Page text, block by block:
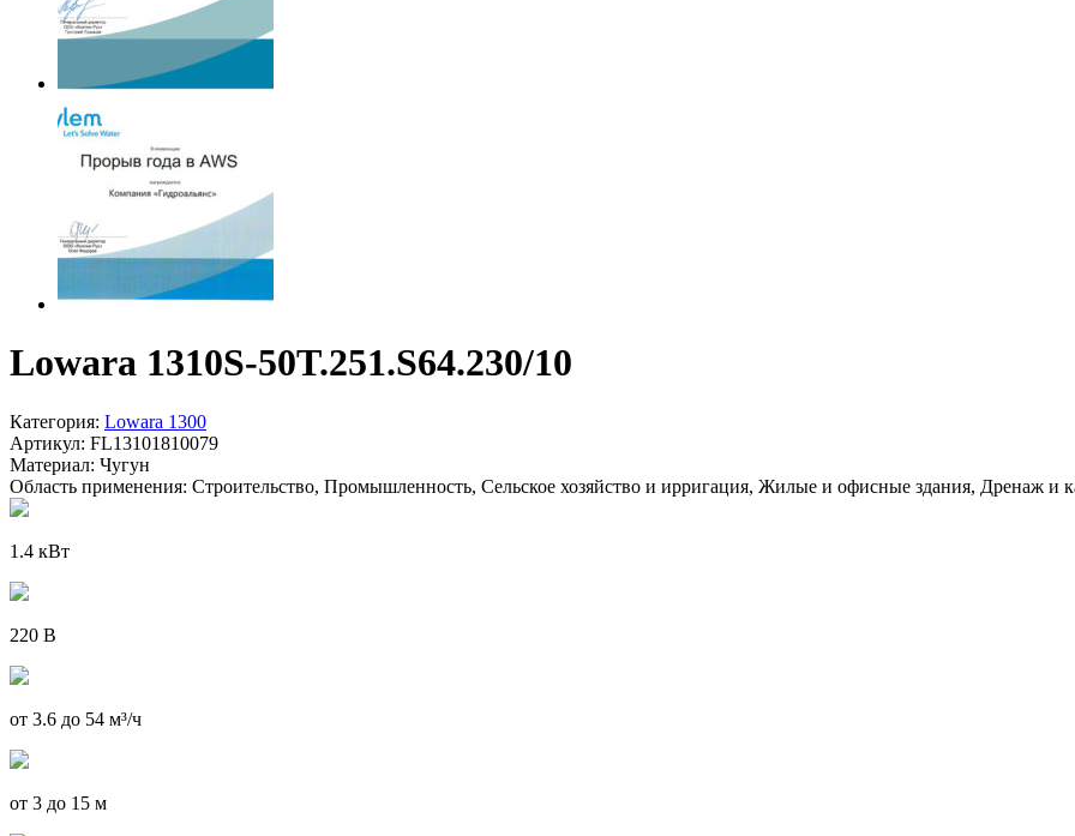
Lowara 1310S-50T.251.S64.230/10
Категория: Lowara 1300
Артикул: FL13101810079
Материал: Чугун
Область применения: Строительство, Промышленность, Сельское хозяйство и ирригация, Жилые и офисные здания, Дренаж и
1.4 кВт
220 В
от 3.6 до 54 м³/ч
от 3 до 15 м